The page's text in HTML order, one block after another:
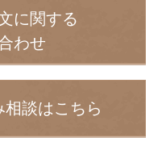
に関する
わせ
相談はこちら